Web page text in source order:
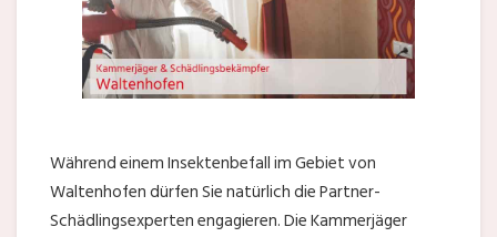
Während einem Insektenbefall im Gebiet von
Waltenhofen dürfen Sie natürlich die Partner-
Schädlingsexperten engagieren. Die Kammerjäger